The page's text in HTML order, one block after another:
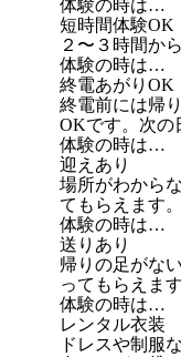
体験の時は…
短時間体験OK
２〜３時間か
体験の時は…
終電あがりOK
終電前には帰
OKです。次の
体験の時は…
迎えあり
場所がわから
てもらえます。
体験の時は…
送りあり
帰りの足がな
ってもらえます
体験の時は…
レンタル衣装
ドレスや制服